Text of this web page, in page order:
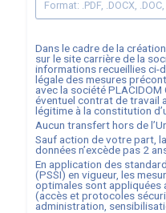
Format: .PDF,
Dans le cadre de la
sur le site carrière de la
informations recueillies ci-
légale des mesures
avec la sociétéPLACIDOM
éventuel contrat de travail
légitime à la constitution
Aucun transfert hors de
Sauf action de votre part,
données n’excède pas 2
En application des
(PSSI) en vigueur, les
optimales sont appliquées
(accès et protocoles
administration,